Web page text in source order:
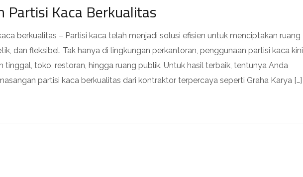
Partisi Kaca Berkualitas
berkualitas – Partisi kaca telah menjadi solusi efisien untuk menciptakan ruang
dan fleksibel. Tak hanya di lingkungan perkantoran, penggunaan partisi kaca kini
tinggal, toko, restoran, hingga ruang publik. Untuk hasil terbaik, tentunya Anda
partisi kaca berkualitas dari kontraktor terpercaya seperti Graha Karya […]